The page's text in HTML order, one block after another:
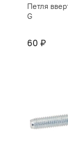
Петля
G
60 ₽